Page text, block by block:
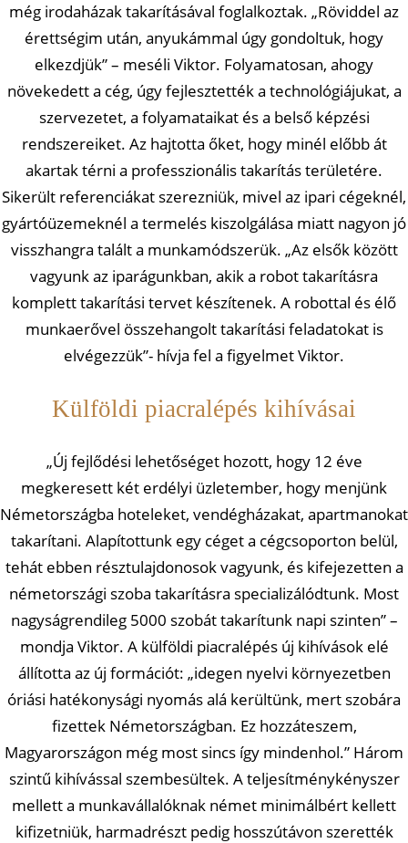
még irodaházak takarításával foglalkoztak. „Röviddel az
érettségim után, anyukámmal úgy gondoltuk, hogy
elkezdjük” – meséli Viktor. Folyamatosan, ahogy
növekedett a cég, úgy fejlesztették a technológiájukat, a
szervezetet, a folyamataikat és a belső képzési
rendszereiket. Az hajtotta őket, hogy minél előbb át
akartak térni a professzionális takarítás területére.
Sikerült referenciákat szerezniük, mivel az ipari cégeknél,
gyártóüzemeknél a termelés kiszolgálása miatt nagyon jó
visszhangra talált a munkamódszerük. „Az elsők között
vagyunk az iparágunkban, akik a robot takarításra
komplett takarítási tervet készítenek. A robottal és élő
munkaerővel összehangolt takarítási feladatokat is
elvégezzük”- hívja fel a figyelmet Viktor.
Külföldi piacralépés kihívásai
„Új fejlődési lehetőséget hozott, hogy 12 éve
megkeresett két erdélyi üzletember, hogy menjünk
Németországba hoteleket, vendégházakat, apartmanokat
takarítani. Alapítottunk egy céget a cégcsoporton belül,
tehát ebben résztulajdonosok vagyunk, és kifejezetten a
németországi szoba takarításra specializálódtunk. Most
nagyságrendileg 5000 szobát takarítunk napi szinten” –
mondja Viktor. A külföldi piacralépés új kihívások elé
állította az új formációt: „idegen nyelvi környezetben
óriási hatékonysági nyomás alá kerültünk, mert szobára
fizettek Németországban. Ez hozzáteszem,
Magyarországon még most sincs így mindenhol.” Három
szintű kihívással szembesültek. A teljesítménykényszer
mellett a munkavállalóknak német minimálbért kellett
kifizetniük, harmadrészt pedig hosszútávon szerették